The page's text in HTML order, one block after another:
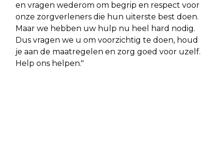
en vragen wederom om begrip en respect voor
onze zorgverleners die hun uiterste best doen.
Maar we hebben uw hulp nu heel hard nodig.
Dus vragen we u om voorzichtig te doen, houd
je aan de maatregelen en zorg goed voor uzelf.
Help ons helpen."